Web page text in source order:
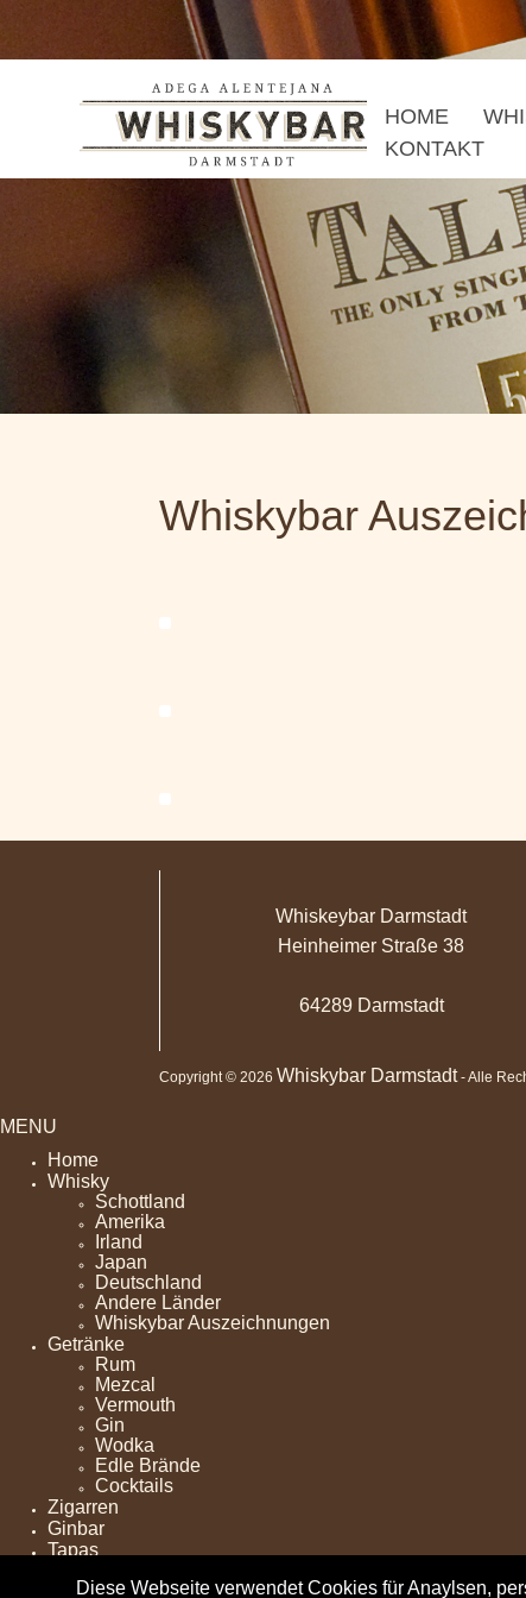
Diese Webseite verwendet Cookies für Anaylsen,
HOME
KONTAKT
Whiskybar
Whiskeybar Darmstadt
Heinheimer Straße 38
64289 Darmstadt
Copyright © 2026 Whiskybar Darmstadt- Alle
MENU
Home
Whisky
Schottland
Amerika
Irland
Japan
Deutschland
Andere Länder
Whiskybar Auszeichnungen
Getränke
Rum
Mezcal
Vermouth
Gin
Wodka
Edle Brände
Cocktails
Zigarren
Ginbar
Tapas
Club News